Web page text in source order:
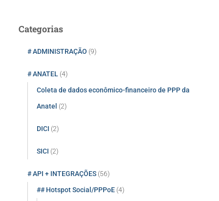
Categorias
# ADMINISTRAÇÃO (9)
# ANATEL (4)
Coleta de dados econômico-financeiro de PPP da
Anatel (2)
DICI (2)
SICI (2)
# API + INTEGRAÇÕES (56)
## Hotspot Social/PPPoE (4)